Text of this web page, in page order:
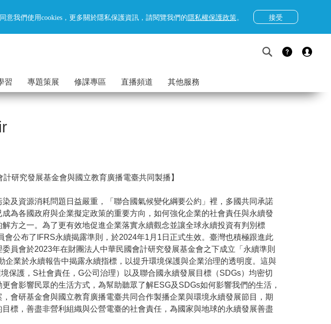
我們使用cookies，更多關於隱私保護資訊，請閱覽我們的 隱私權保護政策。 接受
習 專題策展 修課專區 直播頻道 其他服務
計研究發展基金會與國立教育廣播電臺共同製播】
及資源消耗問題日益嚴重，「聯合國氣候變化綱要公約」裡，多國共同承諾
為各國政府與企業擬定政策的重要方向，如何強化企業的社會責任與永續發
方之一。為了更有效地促進企業落實永續觀念並讓全球永續投資有判別標
會公布了IFRS永續揭露準則，於2024年1月1日正式生效。臺灣也積極跟進此
員會於2023年在財團法人中華民國會計研究發展基金會之下成立「永續準則
企業於永續報告中揭露永續指標，以提升環境保護與企業治理的透明度。這與
保護，S社會責任，G公司治理）以及聯合國永續發展目標（SDGs）均密切
會影響民眾的生活方式，為幫助聽眾了解ESG及SDGs如何影響我們的生活，
會研基金會與國立教育廣播電臺共同合作製播企業與環境永續發展節目，期
標，善盡非營利組織與公營電臺的社會責任，為國家與地球的永續發展善盡